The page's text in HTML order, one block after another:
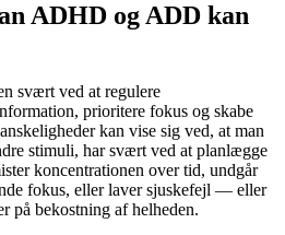
ADHD og ADD kan
svært ved at regulere
prioritere fokus og skabe
kan vise sig ved, at man
stimuli, har svært ved at planlægge
koncentrationen over tid, undgår
fokus, eller laver sjuskefejl — eller
på bekostning af helheden.